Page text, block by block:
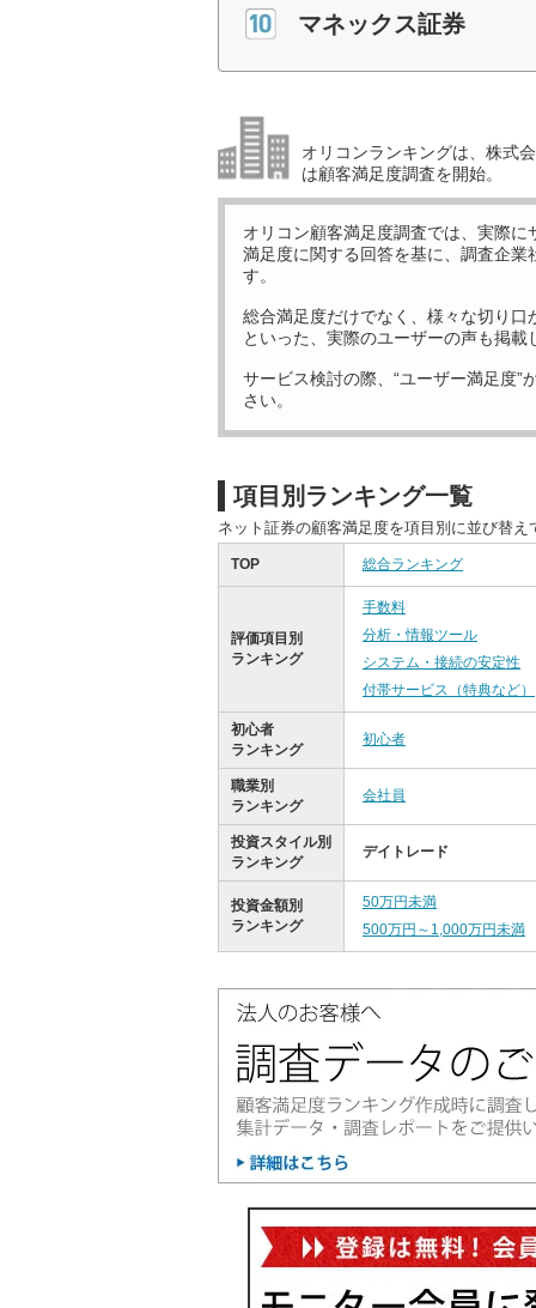
マネックス証券
オリコンランキングは、株式
は顧客満足度調査を開始。
オリコン顧客満足度調査では、実際に
満足度に関する回答を基に、調査企業
す。
総合満足度だけでなく、様々な切り口
といった、実際のユーザーの声も掲載
サービス検討の際、“ユーザー満足度”
さい。
項目別ランキング一覧
ネット証券の顧客満足度を項目別に並び替
TOP 総合ランキング
評価項目別
ランキング
手数料
分析・情報ツール
システム・接続の安定性
付帯サービス（特典など）
初心者
ランキング
初心者
職業別
ランキング
会社員
投資スタイル別
ランキング
デイトレード
投資金額別
ランキング
50万円未満
500万円～1,000万円未満